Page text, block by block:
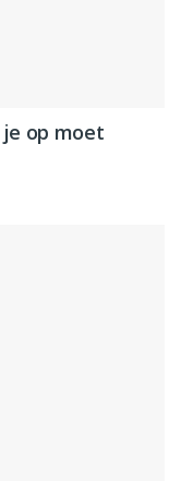
op moet